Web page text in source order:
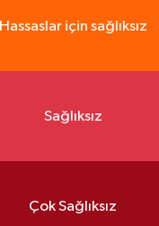
Hassaslar için sağlıksız
Sağlıksız
Çok Sağlıksız